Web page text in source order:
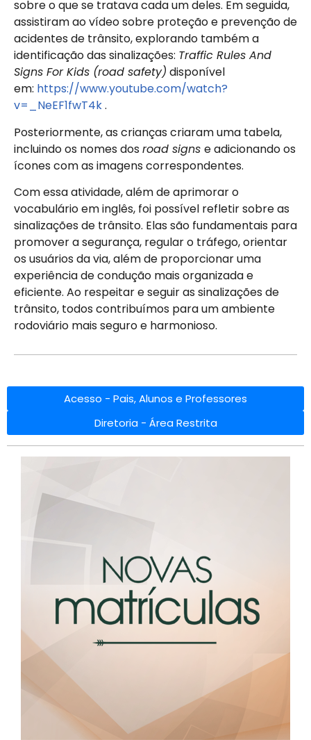
sobre o que se tratava cada um deles. Em seguida,
assistiram ao vídeo sobre proteção e prevenção de
acidentes de trânsito, explorando também a
identificação das sinalizações: Traffic Rules And
Signs For Kids (road safety) disponível
em: https://www.youtube.com/watch?
v=_NeEF1fwT4k.
Posteriormente, as crianças criaram uma tabela,
incluindo os nomes dos road signs e adicionando os
ícones com as imagens correspondentes.
Com essa atividade, além de aprimorar o
vocabulário em inglês, foi possível refletir sobre as
sinalizações de trânsito. Elas são fundamentais para
promover a segurança, regular o tráfego, orientar
os usuários da via, além de proporcionar uma
experiência de condução mais organizada e
eficiente. Ao respeitar e seguir as sinalizações de
trânsito, todos contribuímos para um ambiente
rodoviário mais seguro e harmonioso.
Acesso - Pais, Alunos e Professores
Diretoria - Área Restrita